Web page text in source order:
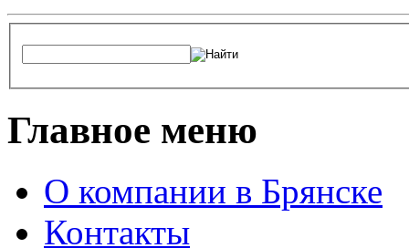
Главное меню
О компании в Брянске
Контакты